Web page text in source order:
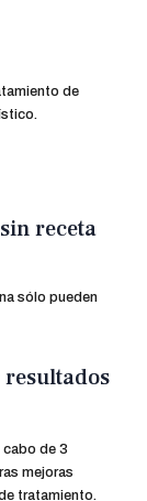
de
receta
sólo pueden
resultados
de 3
mejoras
tratamiento.